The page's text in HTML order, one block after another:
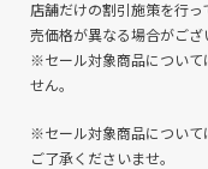
店舗だけの割引施策を行
売価格が異なる場合がござ
※セール対象商品について
せん。
※セール対象商品について
ご了承くださいませ。